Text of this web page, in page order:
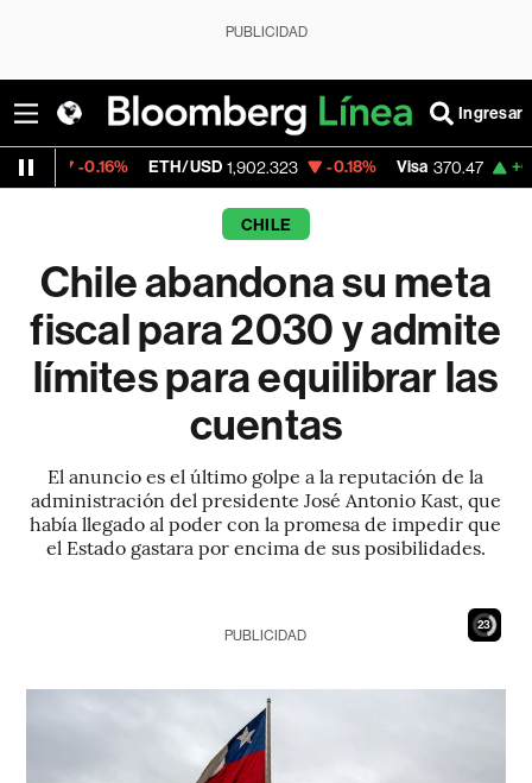
PUBLICIDAD
Ingresar
ETH/USD 1,902.323 -0.18% Visa 370.47 +0.52%
CHILE
Chile abandona su meta
fiscal para 2030 y admite
límites para equilibrar las
cuentas
El anuncio es el último golpe a la reputación de la
administración del presidente José Antonio Kast, que
había llegado al poder con la promesa de impedir que
el Estado gastara por encima de sus posibilidades.
22
PUBLICIDAD